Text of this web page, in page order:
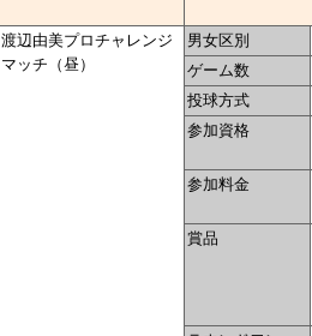
渡辺由美プロチャレンジ
マッチ（昼）
男女区別
ゲーム数
投球方式
参加資格
参加料金
賞品